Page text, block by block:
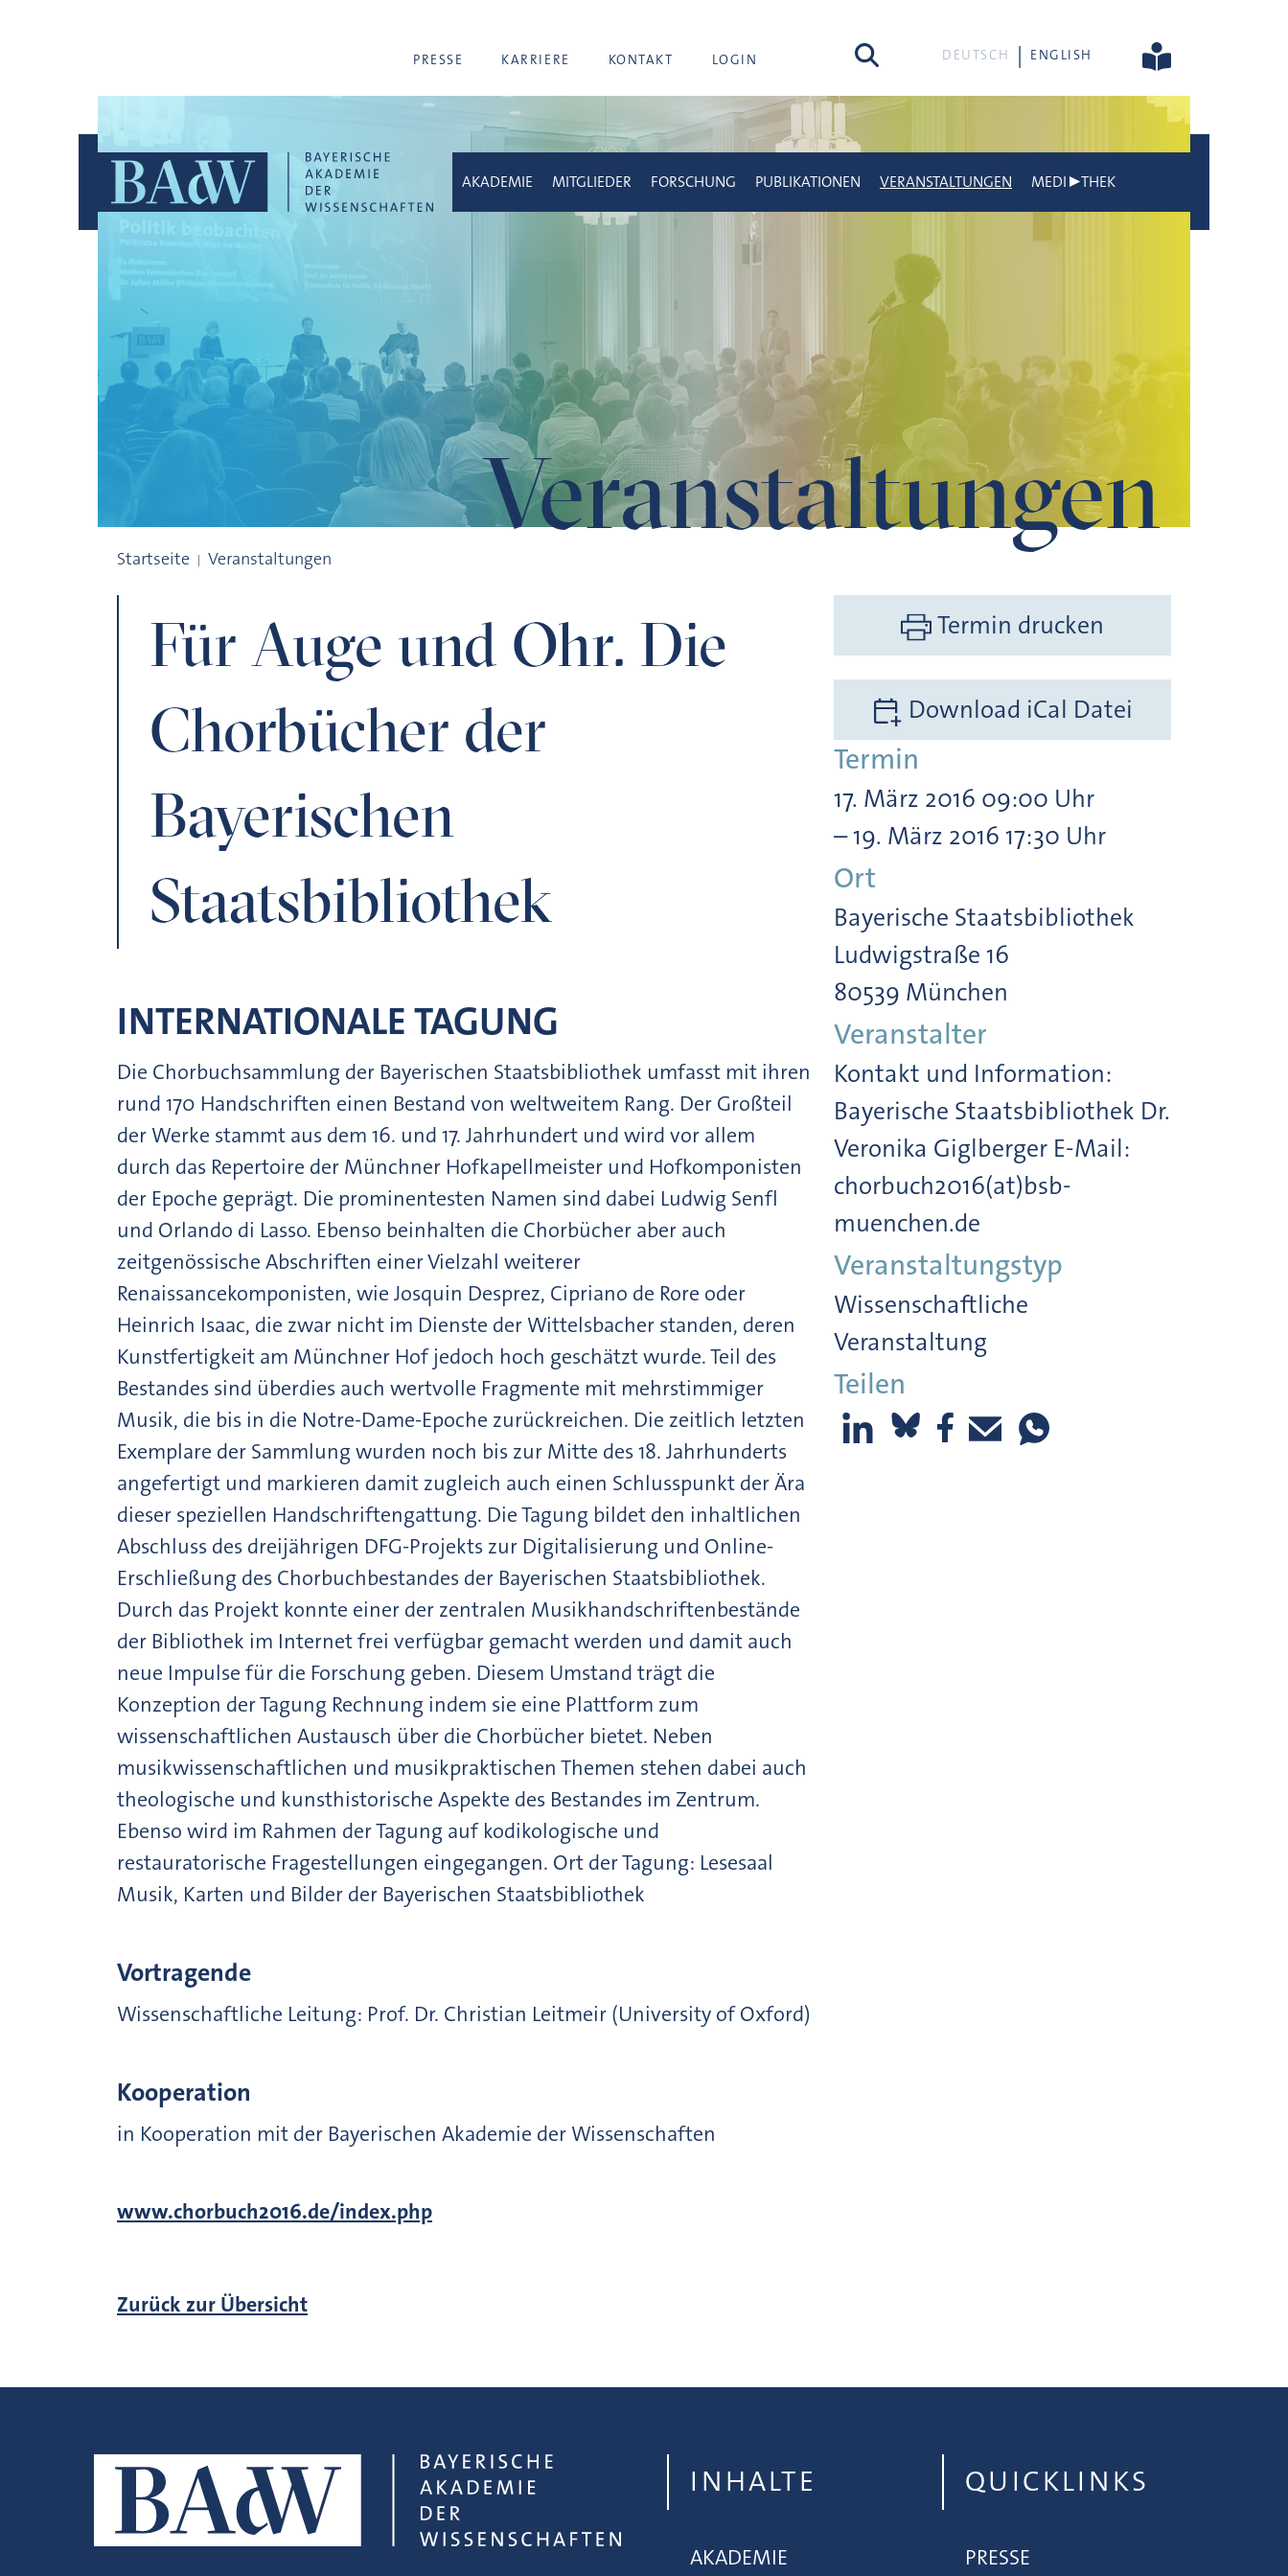
PRESSE KARRIERE KONTAKT LOGIN Suche DEUTSCH ENGLISH
Veranstaltungen
AKADEMIE MITGLIEDER FORSCHUNG PUBLIKATIONEN VERANSTALTUNGEN MEDI▶THEK
Startseite Veranstaltungen
Für Auge und Ohr. Die
Chorbücher der
Bayerischen
Staatsbibliothek
INTERNATIONALE TAGUNG
Die Chorbuchsammlung der Bayerischen Staatsbibliothek umfasst mit ihren
rund 170 Handschriften einen Bestand von weltweitem Rang. Der Großteil
der Werke stammt aus dem 16. und 17. Jahrhundert und wird vor allem
durch das Repertoire der Münchner Hofkapellmeister und Hofkomponisten
der Epoche geprägt. Die prominentesten Namen sind dabei Ludwig Senfl
und Orlando di Lasso. Ebenso beinhalten die Chorbücher aber auch
zeitgenössische Abschriften einer Vielzahl weiterer
Renaissancekomponisten, wie Josquin Desprez, Cipriano de Rore oder
Heinrich Isaac, die zwar nicht im Dienste der Wittelsbacher standen, deren
Kunstfertigkeit am Münchner Hof jedoch hoch geschätzt wurde. Teil des
Bestandes sind überdies auch wertvolle Fragmente mit mehrstimmiger
Musik, die bis in die Notre-Dame-Epoche zurückreichen. Die zeitlich letzten
Exemplare der Sammlung wurden noch bis zur Mitte des 18. Jahrhunderts
angefertigt und markieren damit zugleich auch einen Schlusspunkt der Ära
dieser speziellen Handschriftengattung. Die Tagung bildet den inhaltlichen
Abschluss des dreijährigen DFG-Projekts zur Digitalisierung und Online-
Erschließung des Chorbuchbestandes der Bayerischen Staatsbibliothek.
Durch das Projekt konnte einer der zentralen Musikhandschriftenbestände
der Bibliothek im Internet frei verfügbar gemacht werden und damit auch
neue Impulse für die Forschung geben. Diesem Umstand trägt die
Konzeption der Tagung Rechnung indem sie eine Plattform zum
wissenschaftlichen Austausch über die Chorbücher bietet. Neben
musikwissenschaftlichen und musikpraktischen Themen stehen dabei auch
theologische und kunsthistorische Aspekte des Bestandes im Zentrum.
Ebenso wird im Rahmen der Tagung auf kodikologische und
restauratorische Fragestellungen eingegangen. Ort der Tagung: Lesesaal
Musik, Karten und Bilder der Bayerischen Staatsbibliothek
Vortragende
Wissenschaftliche Leitung: Prof. Dr. Christian Leitmeir (University of Oxford)
Kooperation
in Kooperation mit der Bayerischen Akademie der Wissenschaften
www.chorbuch2016.de/index.php
Termin drucken
Download iCal Datei
Termin
17. März 2016 09:00 Uhr
– 19. März 2016 17:30 Uhr
Ort
Bayerische Staatsbibliothek
Ludwigstraße 16
80539 München
Veranstalter
Kontakt und Information:
Bayerische Staatsbibliothek Dr.
Veronika Giglberger E-Mail:
chorbuch2016(at)bsb-
muenchen.de
Veranstaltungstyp
Wissenschaftliche
Veranstaltung
Teilen
Zurück zur Übersicht
INHALTE
AKADEMIE
QUICKLINKS
PRESSE